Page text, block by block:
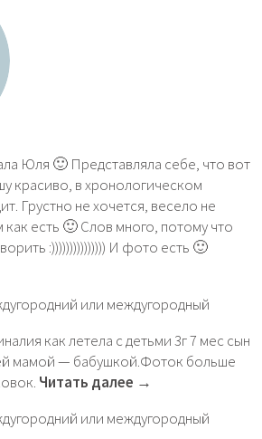
Юля 🙂 Представляла себе, что вот
красиво, в хронологическом
Грустно не хочется, весело не
есть 🙂 Слов много, потому что
:))))))))))))))) И фото есть 🙂
как летела с детьми 3г 7 мес сын
мамой — бабушкой.Фоток больше
Читать далее →